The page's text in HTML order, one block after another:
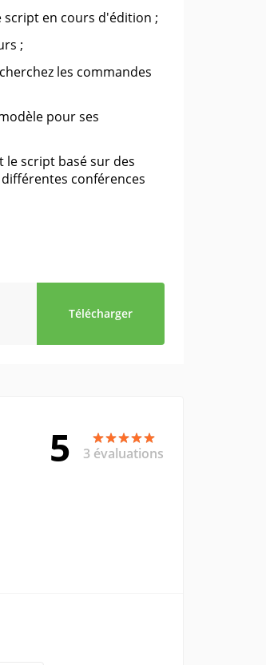
en cours d'édition ;
;
les commandes
pour ses
le script basé sur des
conférences
Télécharger
5 3 évaluations